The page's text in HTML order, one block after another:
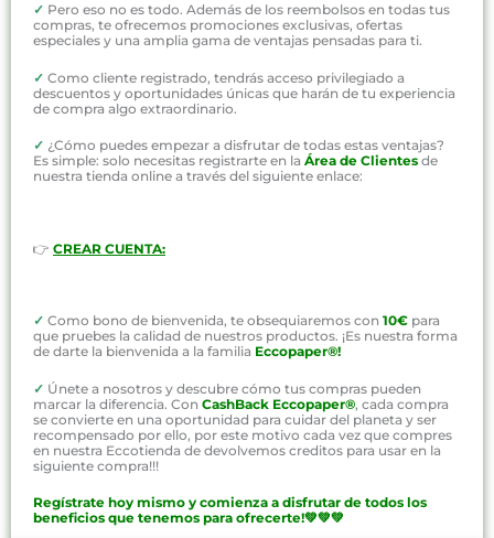
✓ Pero eso no es todo. Además de los reembolsos en todas tus
compras, te ofrecemos promociones exclusivas, ofertas
especiales y una amplia gama de ventajas pensadas para ti.
✓ Como cliente registrado, tendrás acceso privilegiado a
descuentos y oportunidades únicas que harán de tu experiencia
de compra algo extraordinario.
✓ ¿Cómo puedes empezar a disfrutar de todas estas ventajas?
Es simple: solo necesitas registrarte en la Área de Clientes de
nuestra tienda online a través del siguiente enlace:
👉 CREAR CUENTA:
✓ Como bono de bienvenida, te obsequiaremos con 10€ para
que pruebes la calidad de nuestros productos. ¡Es nuestra forma
de darte la bienvenida a la familia Eccopaper®!
✓ Únete a nosotros y descubre cómo tus compras pueden
marcar la diferencia. Con CashBack Eccopaper®, cada compra
se convierte en una oportunidad para cuidar del planeta y ser
recompensado por ello, por este motivo cada vez que compres
en nuestra Eccotienda de devolvemos creditos para usar en la
siguiente compra!!!
Regístrate hoy mismo y comienza a disfrutar de todos los
beneficios que tenemos para ofrecerte!💚💚💚